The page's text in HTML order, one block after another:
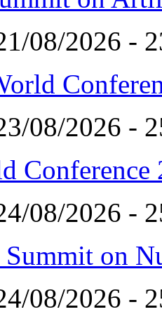
08/2026 -
08/2026 -
Conference
08/2026 -
on
08/2026 -